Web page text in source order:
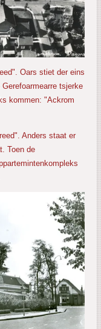
Oars stiet der eins
tsjerke
kommen: "Ackrom
Anders staat er
Toen de